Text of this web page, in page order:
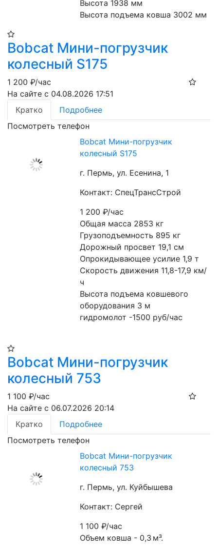
Высота 1938 мм
Высота подъема ковша 3002 мм
Bobcat Мини-погрузчик
колесный S175
1 200 ₽/час
На сайте с 04.08.2026 17:51
Кратко
Подробнее
Посмотреть телефон
Bobcat Мини-погрузчик
колесный S175
г. Пермь, ул. Есенина, 1
Контакт: СпецТрансСтрой
1 200₽/час
Общая масса 2853 кг
Грузоподъемность 895 кг
Дорожный просвет 19,1 см
Опрокидывающее усилие 1,9 т
Скорость движения 11,8-17,9 км/
ч
Высота подъема ковшевого
оборудования 3 м
гидромолот -1500 руб/час
Bobcat Мини-погрузчик
колесный 753
1 100 ₽/час
На сайте с 06.07.2026 20:14
Кратко
Подробнее
Посмотреть телефон
Bobcat Мини-погрузчик
колесный 753
г. Пермь, ул. Куйбышева
Контакт: Сергей
1 100₽/час
Объем ковша - 0,3 м³.